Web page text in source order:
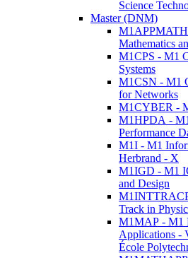
Science
Master (DNM)
Mathematics
M1CPS - M1
Systems
M1CSN - M1
for Networks
M1CYBER -
M1HPDA -
Performance
M1I - M1
Herbrand - X
M1IGD - M1
and Design
Track in
M1MAP - M1
Applications -
École